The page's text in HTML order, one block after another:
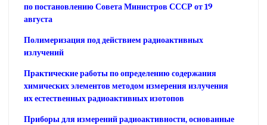
по постановлению Совета Министров СССР от 19
августа
Полимеризация под действием радиоактивных
излучений
Практические работы по определению содержания
химических элементов методом измерения излучения
их естественных радиоактивных изотопов
Приборы для измерений радиоактивности, основанные